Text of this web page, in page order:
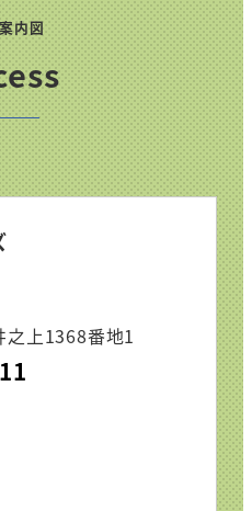
内図
之上1368番地1